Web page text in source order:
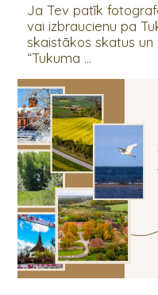
Ja Tev patīk
vai izbraucienu pa
skaistākos skatus
“Tukuma ...